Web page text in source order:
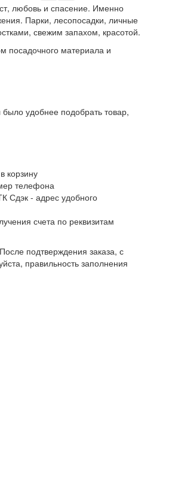
любовь и спасение. Именно
Парки, лесопосадки, личные
свежим запахом, красотой.
посадочного материала и
удобнее подобрать товар,
корзину
телефона
Сдэк - адрес удобного
счета по реквизитам
подтверждения заказа, с
правильность заполнения